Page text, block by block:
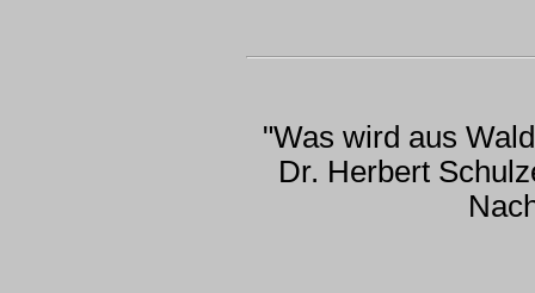
"Was wird aus
Dr. Herbert